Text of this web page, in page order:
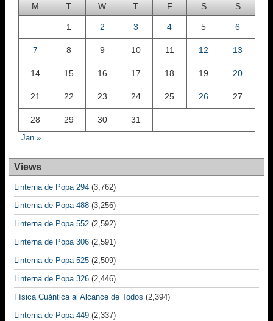
M T W T F S S
1 2 3 4 5 6
7 8 9 10 11 12 13
14 15 16 17 18 19 20
21 22 23 24 25 26 27
28 29 30 31
Jan »
Views
Linterna de Popa 294 (3,762)
Linterna de Popa 488 (3,256)
Linterna de Popa 552 (2,592)
Linterna de Popa 306 (2,591)
Linterna de Popa 525 (2,509)
Linterna de Popa 326 (2,446)
Física Cuántica al Alcance de Todos (2,394)
Linterna de Popa 449 (2,337)